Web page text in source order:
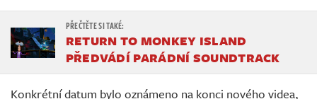
RETURN TO MONKEY ISLAND
PŘEDVÁDÍ PARÁDNÍ SOUNDTRACK
Konkrétní datum bylo oznámeno na konci nového videa,